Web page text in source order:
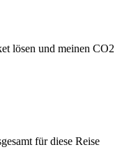
lösen und meinen CO2
für diese Reise